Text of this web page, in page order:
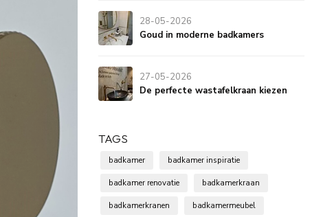
28-05-2026
Goud in moderne badkamers
27-05-2026
De perfecte wastafelkraan kiezen
TAGS
badkamer badkamer inspiratie
badkamer renovatie badkamerkraan
badkamerkranen badkamermeubel